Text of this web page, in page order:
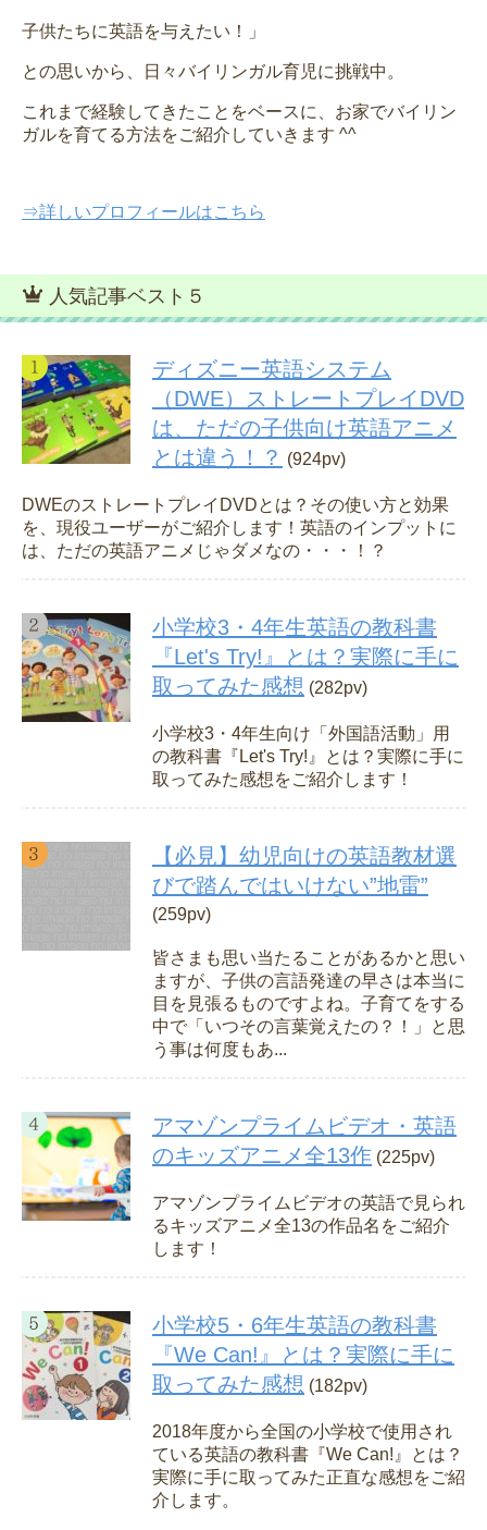
子供たちに英語を与えたい！」
との思いから、日々バイリンガル育児に挑戦中。
これまで経験してきたことをベースに、お家でバイリン
ガルを育てる方法をご紹介していきます ^^
⇒詳しいプロフィールはこちら
人気記事ベスト５
ディズニー英語システム
（DWE）ストレートプレイDVD
は、ただの子供向け英語アニメ
とは違う！？ (924pv)
DWEのストレートプレイDVDとは？その使い方と効果
を、現役ユーザーがご紹介します！英語のインプットに
は、ただの英語アニメじゃダメなの・・・！？
小学校3・4年生英語の教科書
『Let's Try!』とは？実際に手に
取ってみた感想 (282pv)
小学校3・4年生向け「外国語活動」用
の教科書『Let's Try!』とは？実際に手に
取ってみた感想をご紹介します！
【必見】幼児向けの英語教材選
びで踏んではいけない”地雷”
(259pv)
皆さまも思い当たることがあるかと思い
ますが、子供の言語発達の早さは本当に
目を見張るものですよね。子育てをする
中で「いつその言葉覚えたの？！」と思
う事は何度もあ...
アマゾンプライムビデオ・英語
のキッズアニメ全13作 (225pv)
アマゾンプライムビデオの英語で見られ
るキッズアニメ全13の作品名をご紹介
します！
小学校5・6年生英語の教科書
『We Can!』とは？実際に手に
取ってみた感想 (182pv)
2018年度から全国の小学校で使用され
ている英語の教科書『We Can!』とは？
実際に手に取ってみた正直な感想をご紹
介します。